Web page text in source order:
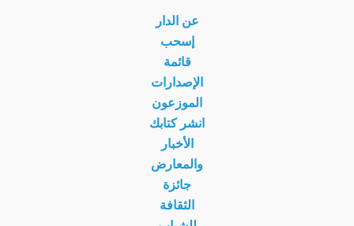
عن الدار
إسحب
قائمة
الإصدارات
الموزعون
انشر كتابك
الأخبار
والمعارض
جائزة
الثقافة